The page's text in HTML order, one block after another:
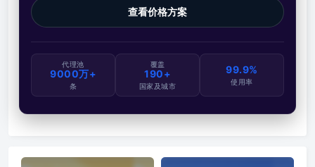
查看价格方案
代理池
9000万+
条
覆盖
190+
国家及城市
99.9%
使用率